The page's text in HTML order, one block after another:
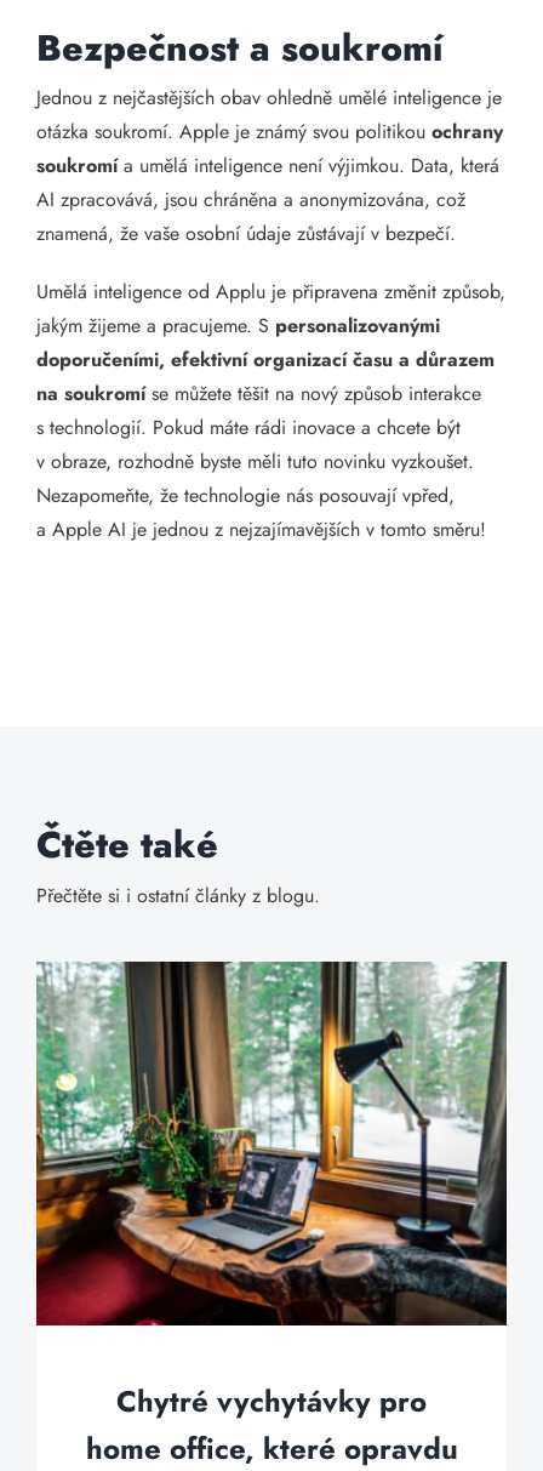
Bezpečnost a soukromí
Jednou z nejčastějších obav ohledně umělé inteligence je
otázka soukromí. Apple je známý svou politikou ochrany
soukromía umělá inteligence není výjimkou. Data, která
AI zpracovává, jsou chráněna a anonymizována, což
znamená, že vaše osobní údaje zůstávají v bezpečí.
Umělá inteligence od Applu je připravena změnit způsob,
jakým žijeme a pracujeme. S personalizovanými
doporučeními, efektivní organizací času a důrazem
na soukromíse můžete těšit na nový způsob interakce
s technologií. Pokud máte rádi inovace a chcete být
v obraze, rozhodně byste měli tuto novinku vyzkoušet.
Nezapomeňte, že technologie nás posouvají vpřed,
a Apple AI je jednou z nejzajímavějších v tomto směru!
Čtěte také
Přečtěte si i ostatní články z blogu.
Chytré vychytávky pro
home office, které opravdu